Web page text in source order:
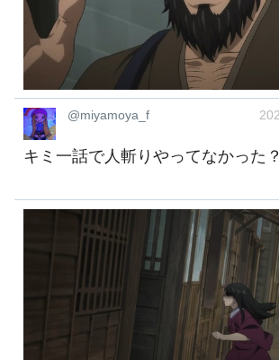
@miyamoya_f
キミ一話で人斬りやってなかった